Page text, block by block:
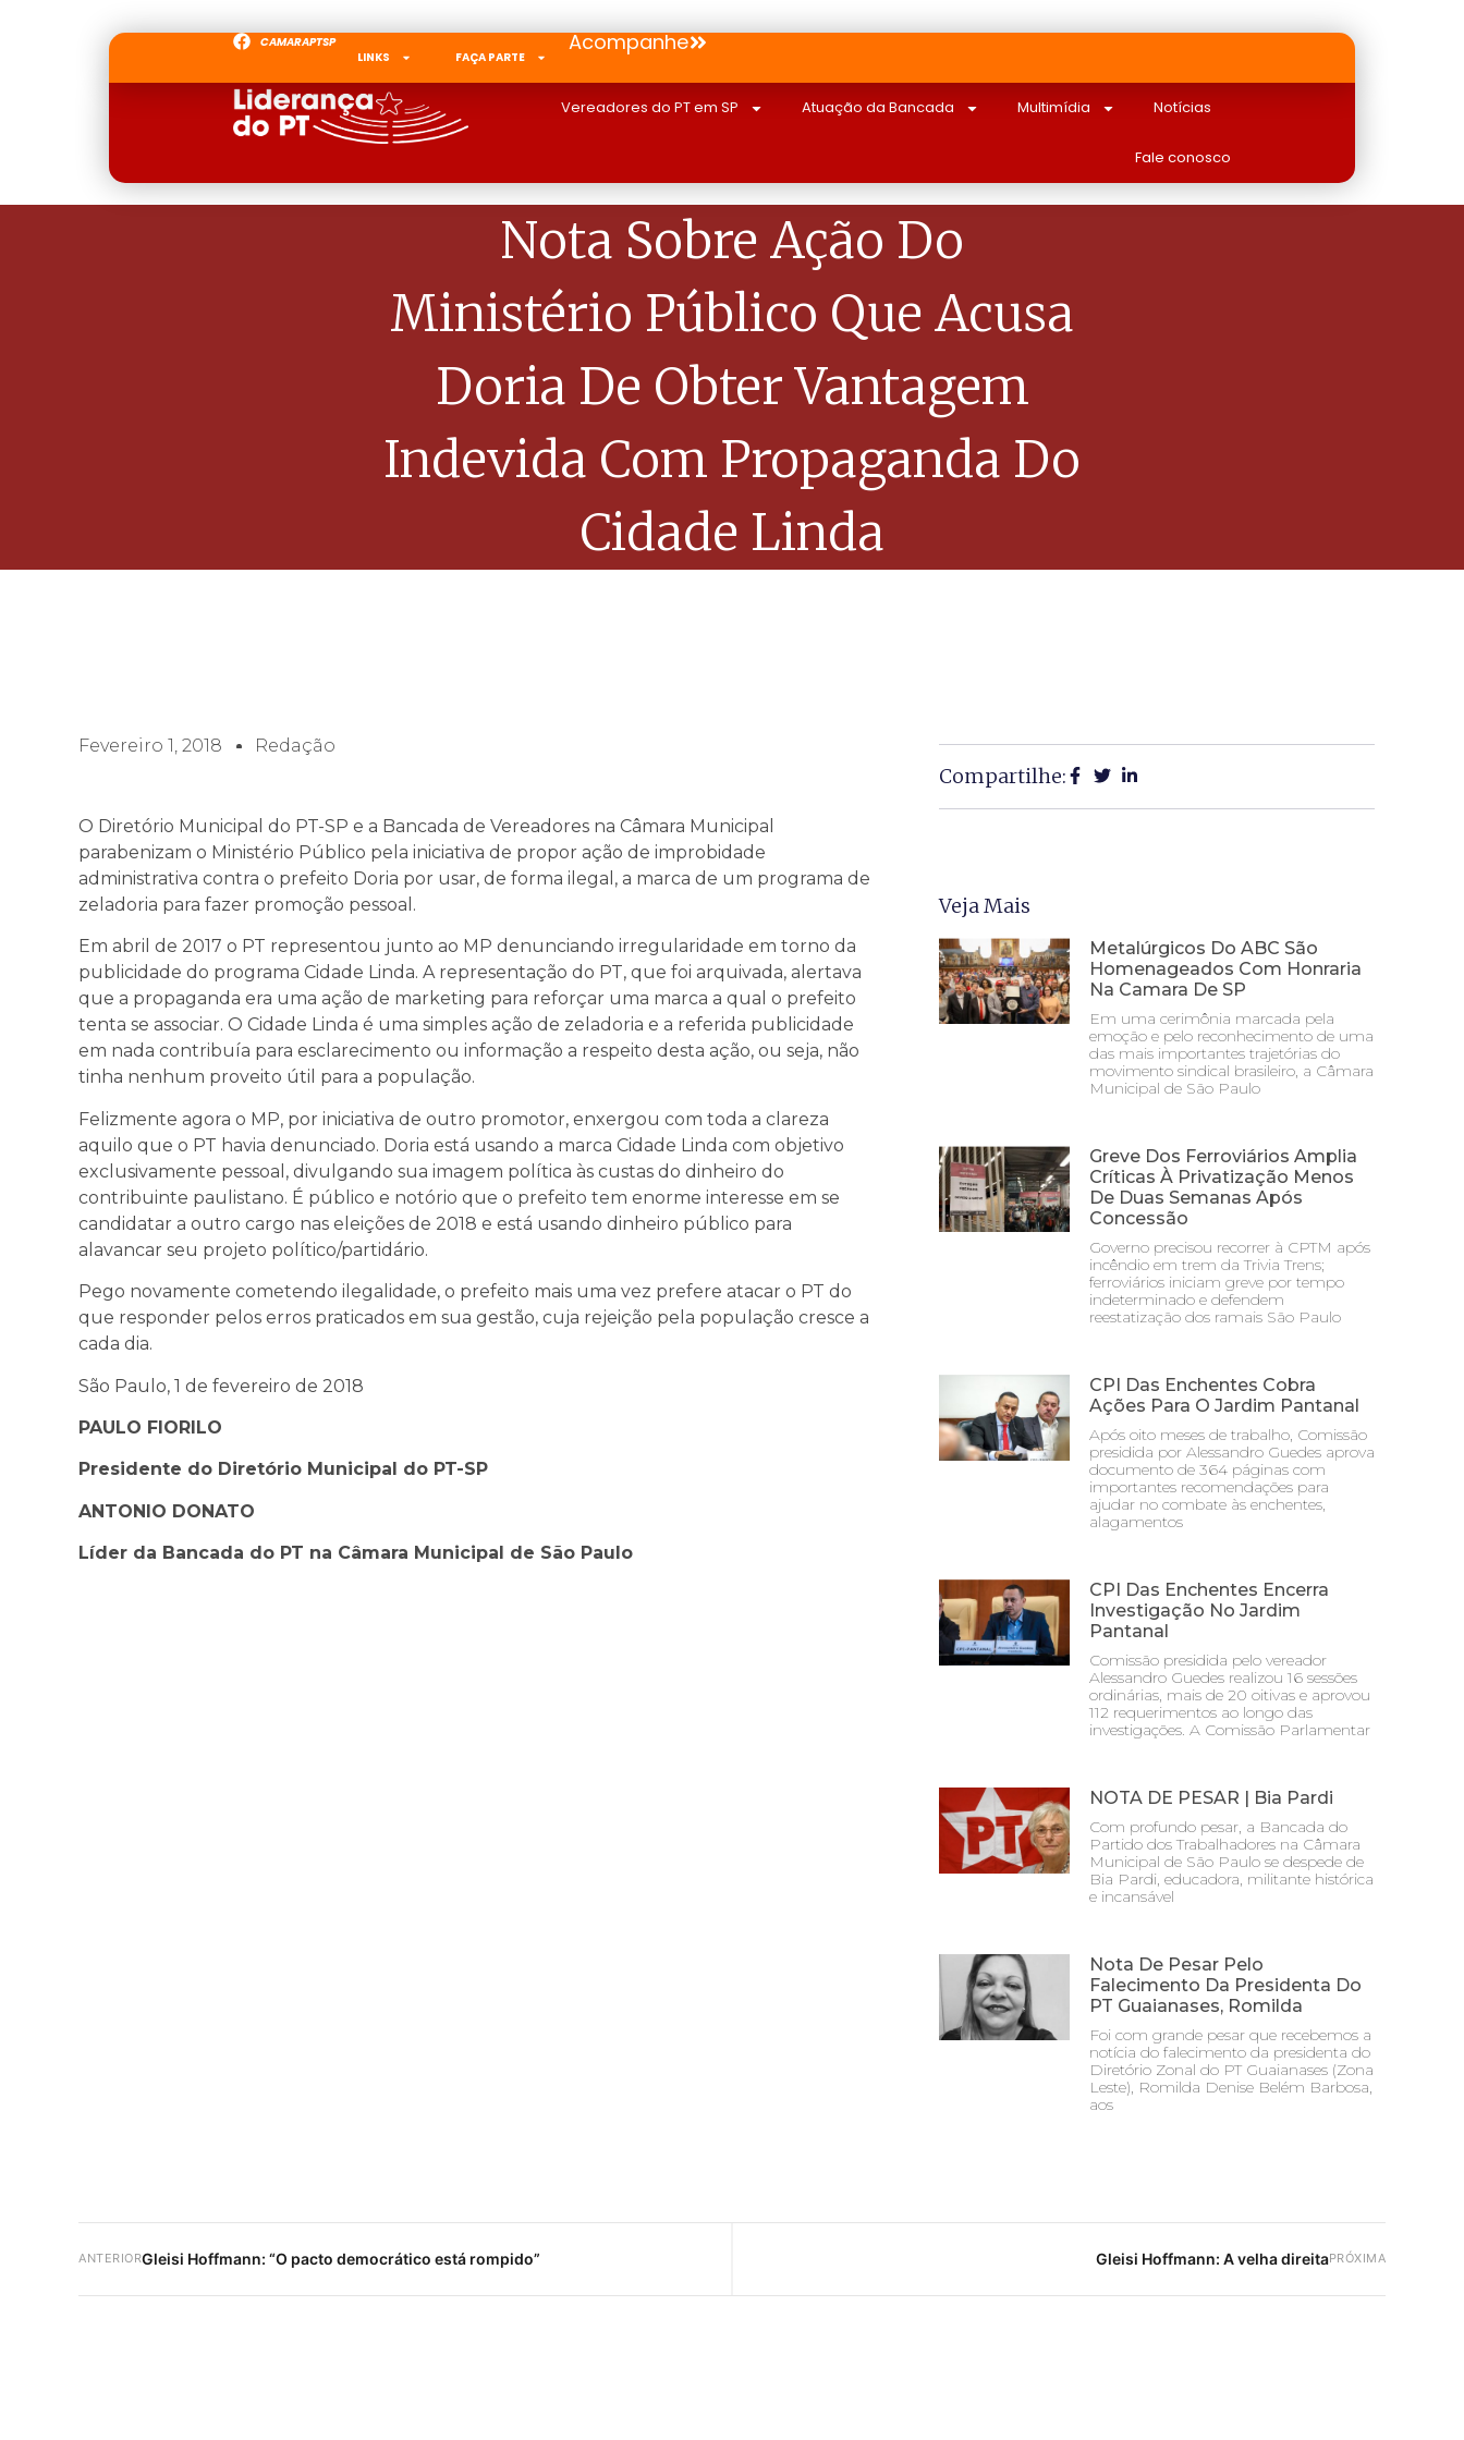
CAMARAPTSP
LINKS
FAÇA PARTE
Acompanhe
Vereadores do PT em SP Atuação da Bancada Multimídia Notícias
Fale conosco
Nota Sobre Ação Do
Ministério Público Que Acusa
Doria De Obter Vantagem
Indevida Com Propaganda Do
Cidade Linda
Fevereiro 1, 2018 Redação
O Diretório Municipal do PT-SP e a Bancada de Vereadores na Câmara Municipal
parabenizam o Ministério Público pela iniciativa de propor ação de improbidade
administrativa contra o prefeito Doria por usar, de forma ilegal, a marca de um programa de
zeladoria para fazer promoção pessoal.
Em abril de 2017 o PT representou junto ao MP denunciando irregularidade em torno da
publicidade do programa Cidade Linda. A representação do PT, que foi arquivada, alertava
que a propaganda era uma ação de marketing para reforçar uma marca a qual o prefeito
tenta se associar. O Cidade Linda é uma simples ação de zeladoria e a referida publicidade
em nada contribuía para esclarecimento ou informação a respeito desta ação, ou seja, não
tinha nenhum proveito útil para a população.
Felizmente agora o MP, por iniciativa de outro promotor, enxergou com toda a clareza
aquilo que o PT havia denunciado. Doria está usando a marca Cidade Linda com objetivo
exclusivamente pessoal, divulgando sua imagem política às custas do dinheiro do
contribuinte paulistano. É público e notório que o prefeito tem enorme interesse em se
candidatar a outro cargo nas eleições de 2018 e está usando dinheiro público para
alavancar seu projeto político/partidário.
Pego novamente cometendo ilegalidade, o prefeito mais uma vez prefere atacar o PT do
que responder pelos erros praticados em sua gestão, cuja rejeição pela população cresce a
cada dia.
São Paulo, 1 de fevereiro de 2018
PAULO FIORILO
Presidente do Diretório Municipal do PT-SP
ANTONIO DONATO
Líder da Bancada do PT na Câmara Municipal de São Paulo
Compartilhe:
Veja Mais
Metalúrgicos Do ABC São
Homenageados Com Honraria
Na Camara De SP
Em uma cerimônia marcada pela
emoção e pelo reconhecimento de uma
das mais importantes trajetórias do
movimento sindical brasileiro, a Câmara
Municipal de São Paulo
Greve Dos Ferroviários Amplia
Críticas À Privatização Menos
De Duas Semanas Após
Concessão
Governo precisou recorrer à CPTM após
incêndio em trem da Trivia Trens;
ferroviários iniciam greve por tempo
indeterminado e defendem
reestatização dos ramais São Paulo
CPI Das Enchentes Cobra
Ações Para O Jardim Pantanal
Após oito meses de trabalho, Comissão
presidida por Alessandro Guedes aprova
documento de 364 páginas com
importantes recomendações para
ajudar no combate às enchentes,
alagamentos
CPI Das Enchentes Encerra
Investigação No Jardim
Pantanal
Comissão presidida pelo vereador
Alessandro Guedes realizou 16 sessões
ordinárias, mais de 20 oitivas e aprovou
112 requerimentos ao longo das
investigações. A Comissão Parlamentar
NOTA DE PESAR | Bia Pardi
Com profundo pesar, a Bancada do
Partido dos Trabalhadores na Câmara
Municipal de São Paulo se despede de
Bia Pardi, educadora, militante histórica
e incansável
Nota De Pesar Pelo
Falecimento Da Presidenta Do
PT Guaianases, Romilda
Foi com grande pesar que recebemos a
notícia do falecimento da presidenta do
Diretório Zonal do PT Guaianases (Zona
Leste), Romilda Denise Belém Barbosa,
aos
ANTERIORGleisi Hoffmann: “O pacto democrático está rompido” PRÓXIMA
Gleisi Hoffmann: A velha direita